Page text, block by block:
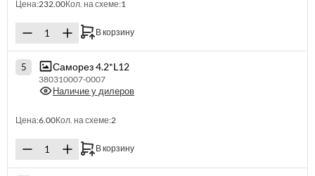
Цена:232.00Кол. на схеме:1
В корзину
5 Саморез 4.2*L12
380310007-0007
Наличие у дилеров
Цена:6.00Кол. на схеме:2
В корзину